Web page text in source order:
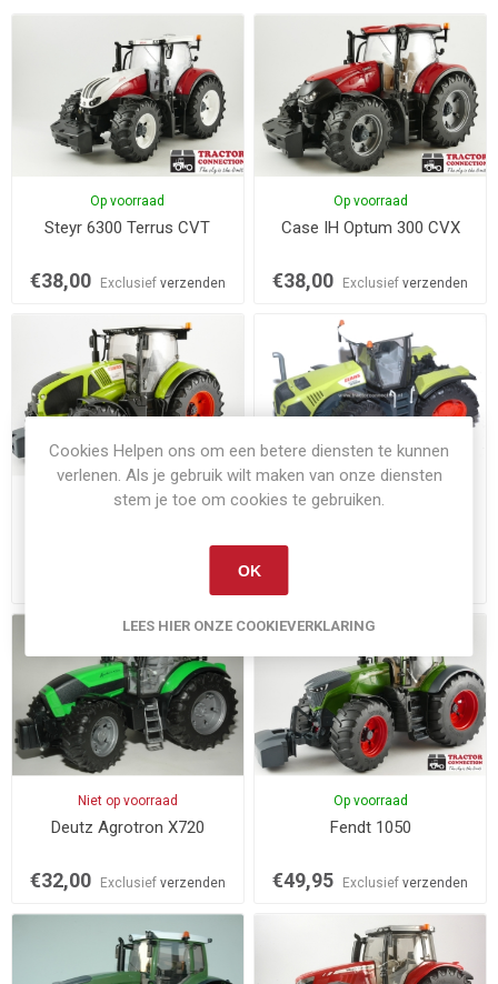
Op voorraad
Steyr 6300 Terrus CVT
€38,00 Exclusief verzenden
Op voorraad
Case IH Optum 300 CVX
€38,00 Exclusiefverzenden
Op voorraad Op voorraad
Niet op voorraad
Deutz Agrotron X720
€32,00 Exclusief verzenden
Op voorraad
Fendt 1050
€49,95 Exclusiefverzenden
Cookies Helpen ons om een betere diensten te kunnen
verlenen. Als je gebruik wilt maken van onze diensten
stem je toe om cookies te gebruiken.
OK
LEES HIER ONZE COOKIEVERKLARING